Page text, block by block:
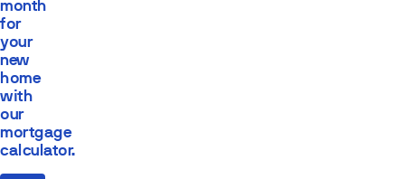
month
for
your
new
home
with
our
mortgage
calculator.